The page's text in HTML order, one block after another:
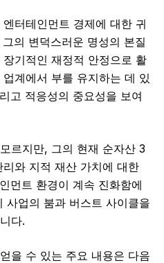
터테인먼트 경제에 대한 귀
의 변덕스러운 명성의 본질
기적인 재정적 안정으로 활
계에서 부를 유지하는 데 있
고 적응성의 중요성을 보여
르지만, 그의 현재 순자산 3
와 지적 재산 가치에 대한
먼트 환경이 계속 진화함에
사업의 붐과 버스트 사이클을
다.
을 수 있는 주요 내용은 다음